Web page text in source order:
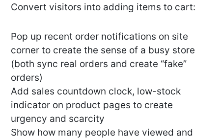
Convert visitors into adding items to cart:
Pop up recent order notifications on site
corner to create the sense of a busy store
(both sync real orders and create “fake”
orders)
Add sales countdown clock, low-stock
indicator on product pages to create
urgency and scarcity
Show how many people have viewed and